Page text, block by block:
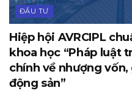
ĐẦU TƯ
Hiệp hội AVRCIPL
khoa học “Pháp luật
chính về nhượng
động sản”